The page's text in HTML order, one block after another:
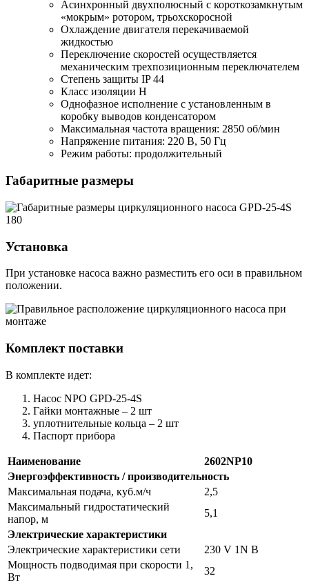
Асинхронный двухполюсный с короткозамкнутым
«мокрым» ротором, трьохскоросной
Охлаждение двигателя перекачиваемой
жидкостью
Переключение скоростей осуществляется
механическим трехпозиционным переключателем
Степень защиты IP 44
Класс изоляции H
Однофазное исполнение с установленным в
коробку выводов конденсатором
Максимальная частота вращения: 2850 об/мин
Напряжение питания: 220 В, 50 Гц
Режим работы: продолжительный
Габаритные размеры
Установка
При установке насоса важно разместить его оси в правильном
положении.
Комплект поставки
В комплекте идет:
Насос NPO GPD-25-4S
Гайки монтажные – 2 шт
уплотнительные кольца – 2 шт
Паспорт прибора
Наименование
2602NP10
Энергоэффективность / производительность
Максимальная подача, куб.м/ч
2,5
Максимальный гидростатический
напор, м
5,1
Электрические характеристики
Электрические характеристики сети
230 V 1N В
Мощность подводимая при скорости 1,
Вт
32